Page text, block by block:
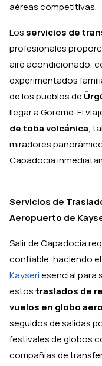
aéreas competitivas.
Los servicios de
profesionales
aire acondicionado,
experimentados
de los pueblos de
llegar a Göreme. El
de toba volcánica,
miradores
Capadocia
Servicios de
Aeropuerto de
Salir de Capadocia
confiable, haciendo el
Kayseriesencial para
estostraslados de
vuelos en globo
seguidos de salidas
festivales de globos
compañías de